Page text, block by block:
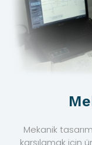
Mekanik
karşılamak için